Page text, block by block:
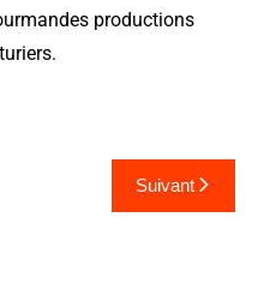
productions
Suivant